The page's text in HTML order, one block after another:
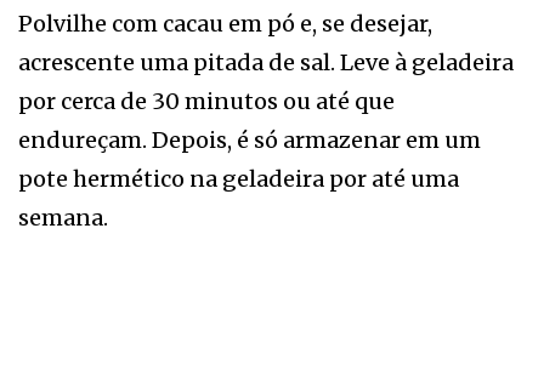
Polvilhe com cacau em pó e, se desejar,
acrescente uma pitada de sal. Leve à geladeira
por cerca de 30 minutos ou até que
endureçam. Depois, é só armazenar em um
pote hermético na geladeira por até uma
semana.